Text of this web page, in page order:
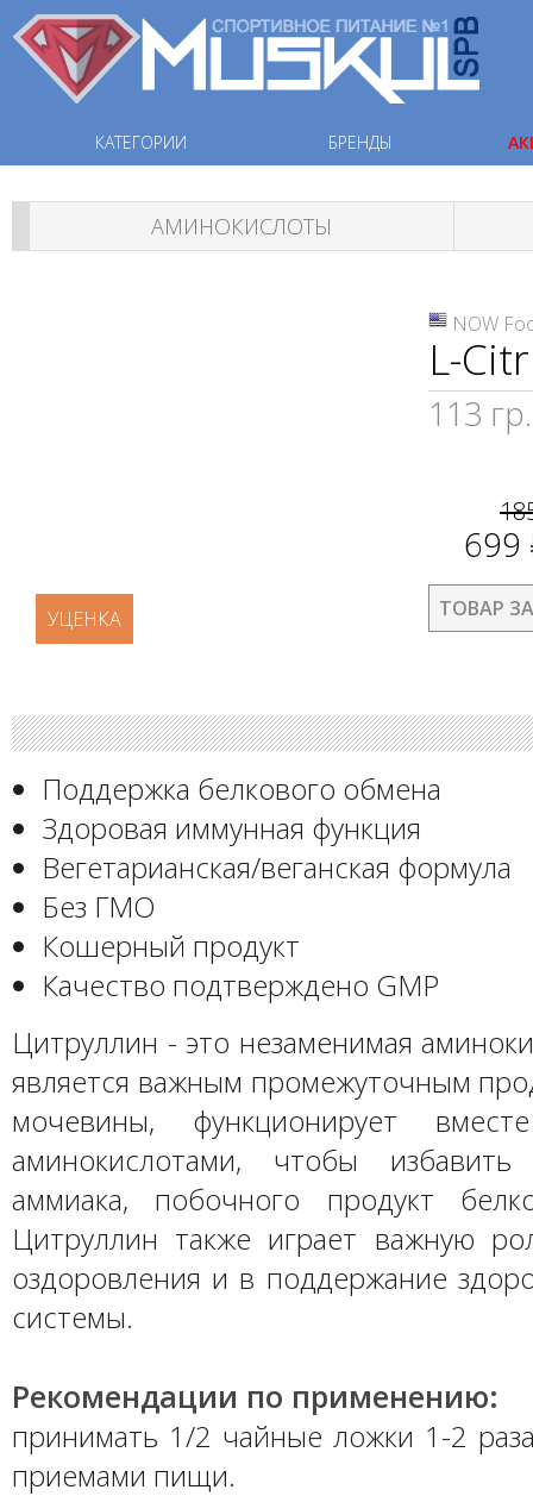
КАТЕГОРИИ БРЕНДЫ
АМИНОКИСЛОТЫ
УЦЕНКА
NOW
L-
113 гр.
699
ТОВАР
Поддержка белкового обмена
Здоровая иммунная функция
Вегетарианская/веганская формула
Без ГМО
Кошерный продукт
Качество подтверждено GMP
Цитруллин - это незаменимая
является важным промежуточным
мочевины, функционирует
аминокислотами, чтобы
аммиака, побочного продукт
Цитруллин также играет важную
оздоровления и в поддержание
системы.
Рекомендации по применению:
принимать 1/2 чайные ложки 1-2
приемами пищи.